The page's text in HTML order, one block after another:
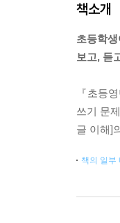
책소개
초등학
보고, 듣
『초등
쓰기 문
글 이해]
책의 일부